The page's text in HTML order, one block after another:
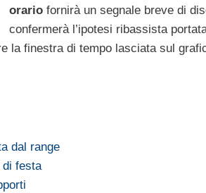
orariofornirà un segnale breve di
confermerà l’ipotesi ribassista
la finestra di tempo lasciata sul
dal range
di festa